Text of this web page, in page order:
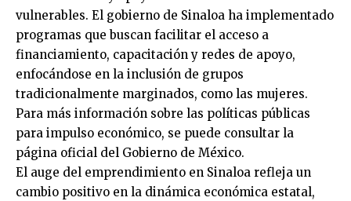
vulnerables. El gobierno de Sinaloa ha implementado
programas que buscan facilitar el acceso a
financiamiento, capacitación y redes de apoyo,
enfocándose en la inclusión de grupos
tradicionalmente marginados, como las mujeres.
Para más información sobre las políticas públicas
para impulso económico, se puede consultar la
página oficial del Gobierno de México.
El auge del emprendimiento en Sinaloa refleja un
cambio positivo en la dinámica económica estatal,